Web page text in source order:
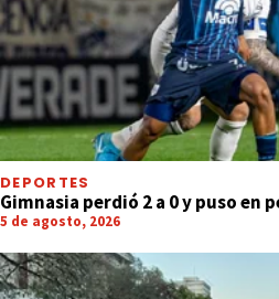
DEPORTES
Gimnasia perdió 2 a 0 y puso en
5 de agosto, 2026